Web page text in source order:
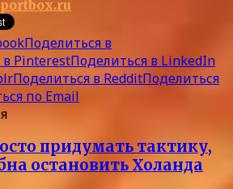
Поделиться в
в PinterestПоделиться в LinkedIn
Поделиться в RedditПоделиться
по Email
придумать тактику,
остановить Холанда